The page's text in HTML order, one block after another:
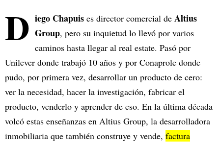
D iego Chapuis es director comercial de Altius
Group, pero su inquietud lo llevó por varios
caminos hasta llegar al real estate. Pasó por
Unilever donde trabajó 10 años y por Conaprole donde
pudo, por primera vez, desarrollar un producto de cero:
ver la necesidad, hacer la investigación, fabricar el
producto, venderlo y aprender de eso. En la última década
volcó estas enseñanzas en Altius Group, la desarrolladora
inmobiliaria que también construye y vende, factura